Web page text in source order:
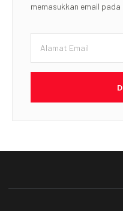
memasukkan email